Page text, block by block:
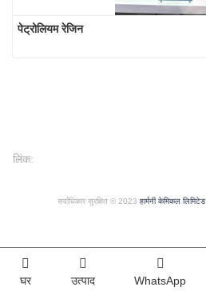
पेट्रोलियम रेजिन
लिंक:
सर्वाधिकार सुरक्षित © 2023 हार्मनी केमिकल लिमिटेड
घर उत्पाद WhatsApp
Index